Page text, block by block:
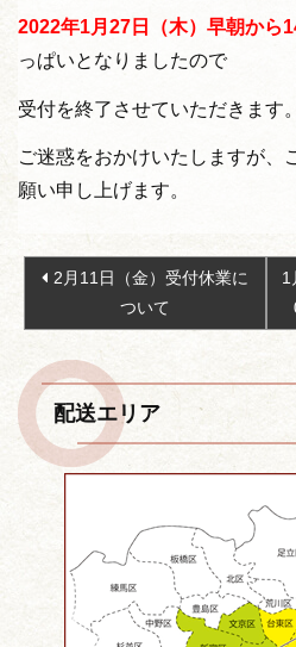
2022年1月27日（木）早朝から
っぱいとなりましたので
受付を終了させていただきます。
ご迷惑をおかけいたしますが、
願い申し上げます。
投
ナ
ビ
ゲ
ー
シ
2月11日（金）受付休業に
ついて
1
配送エリア